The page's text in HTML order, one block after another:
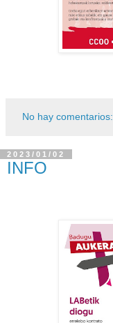
No hay comentarios:
2023/01/02
INFO